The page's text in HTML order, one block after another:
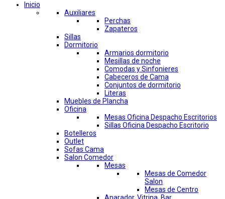
Inicio
Auxiliares
Perchas
Zapateros
Sillas
Dormitorio
Armarios dormitorio
Mesillas de noche
Comodas y Sinfonieres
Cabeceros de Cama
Conjuntos de dormitorio
Literas
Muebles de Plancha
Oficina
Mesas Oficina Despacho Escritorios
Sillas Oficina Despacho Escritorio
Botelleros
Outlet
Sofas Cama
Salon Comedor
Mesas
Mesas de Comedor
Salon
Mesas de Centro